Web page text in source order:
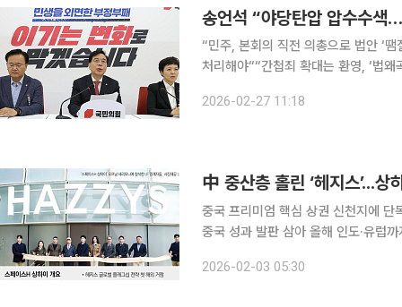
송언석 “야당탄압 압수수색
“민주, 본회의 직전 의총으로 법안 ‘
처리해야““간첩죄 확대는 환영, ‘법왜곡죄’는 유감” 송언석 국민의힘
다고 한다. 정권의 충견들이 야당의
2026-02-27 11:18
中 중산층 홀린 ‘헤지스’...상
중국 프리미엄 핵심 상권 신천지에
중국 성과 발판 삼아 올해 인도·유럽까지 시장 확대 LF의 프리미엄 컨템
를 가한다. 헤지스는 2007년 중국에
2026-02-03 05:30